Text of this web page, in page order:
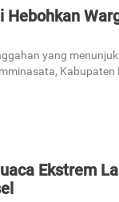
Hebohkan
yang
Kabupaten
Ekstrem